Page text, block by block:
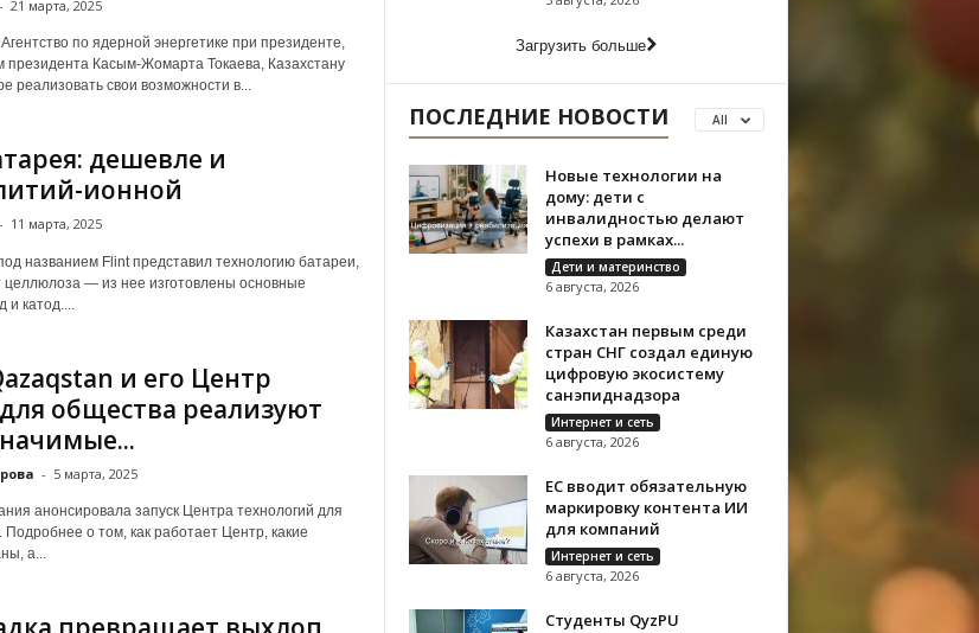
- 21 марта, 2025
по ядерной энергетике при президенте,
президента Касым-Жомарта Токаева, Казахстану
реализовать свои возможности в...
дешевле и
ионной
- 11 марта, 2025
названием Flint представил технологию батареи,
целлюлоза — из нее изготовлены основные
и катод....
и его Центр
общества реализуют
- 5 марта, 2025
анонсировала запуск Центра технологий для
о том, как работает Центр, какие
а...
Загрузить больше
ПОСЛЕДНИЕ НОВОСТИ All
Новые технологии на
дому: дети с
инвалидностью делают
успехи в рамках...
Дети и материнство
6 августа, 2026
Казахстан первым среди
стран СНГ создал единую
цифровую экосистему
санэпиднадзора
Интернет и сеть
6 августа, 2026
ЕС вводит обязательную
маркировку контента ИИ
для компаний
Интернет и сеть
6 августа, 2026
Студенты QyzPU